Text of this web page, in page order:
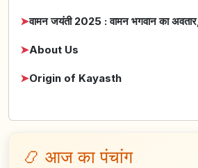
➤वामन जयंती 2025 : वामन भगवान का अवतार,
➤About Us
➤Origin of Kayasth
📿 आज का पंचांग